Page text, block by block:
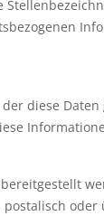
diese